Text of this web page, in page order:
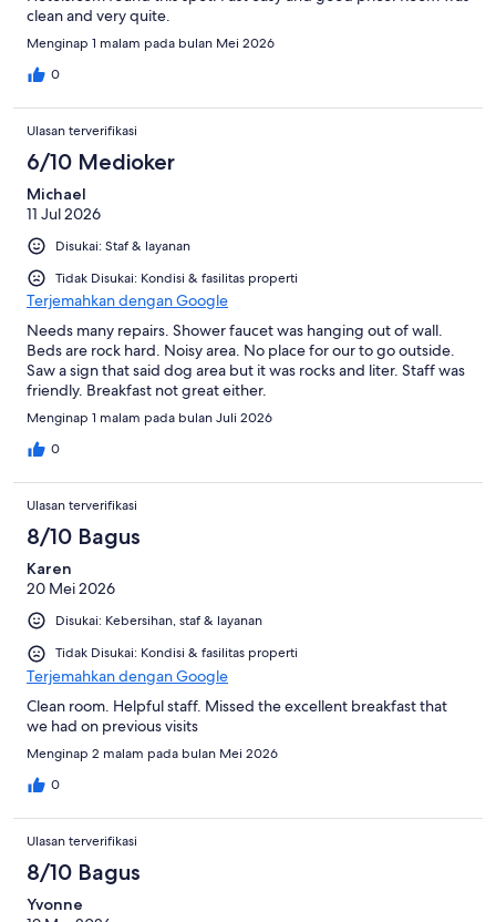
clean and very quite.
Menginap 1 malam pada bulan Mei 2026
0
Ulasan terverifikasi
6/10 Medioker
Michael
11 Jul 2026
Disukai: Staf & layanan
Tidak Disukai: Kondisi & fasilitas properti
Terjemahkan dengan Google
Needs many repairs. Shower faucet was hanging out of wall.
Beds are rock hard. Noisy area. No place for our to go outside.
Saw a sign that said dog area but it was rocks and liter. Staff was
friendly. Breakfast not great either.
Menginap 1 malam pada bulan Juli 2026
0
Ulasan terverifikasi
8/10 Bagus
Karen
20 Mei 2026
Disukai: Kebersihan, staf & layanan
Tidak Disukai: Kondisi & fasilitas properti
Terjemahkan dengan Google
Clean room. Helpful staff. Missed the excellent breakfast that
we had on previous visits
Menginap 2 malam pada bulan Mei 2026
0
Ulasan terverifikasi
8/10 Bagus
Yvonne